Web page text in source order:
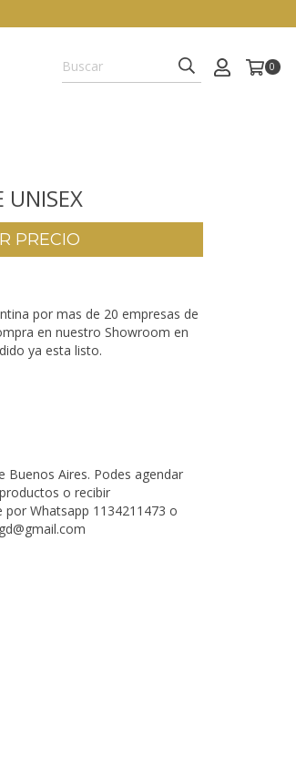
0
UNISEX
por mas de 20 empresas de
en nuestro Showroom en
ya esta listo.
Buenos Aires. Podes agendar
o recibir
Whatsapp 1134211473 o